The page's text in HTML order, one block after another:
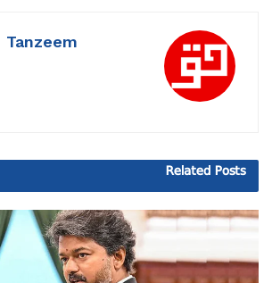
Tanzeem
Related Posts